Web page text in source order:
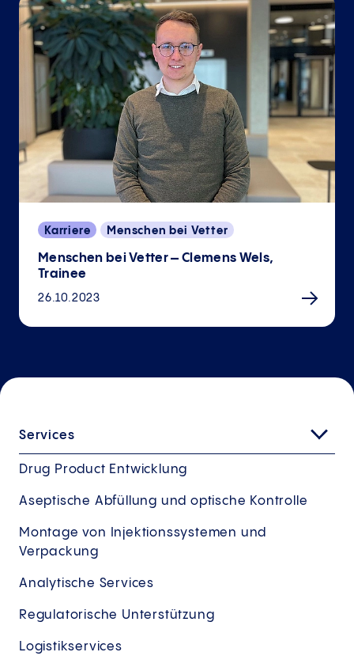
Karriere Menschen bei Vetter
Menschen bei Vetter – Clemens Wels,
Trainee
26.10.2023
Services
Drug Product Entwicklung
Aseptische Abfüllung und optische Kontrolle
Montage von Injektionssystemen und
Verpackung
Analytische Services
Regulatorische Unterstützung
Logistikservices